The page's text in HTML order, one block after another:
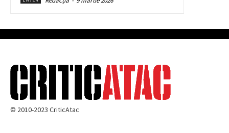
© 2010-2023 CriticAtac